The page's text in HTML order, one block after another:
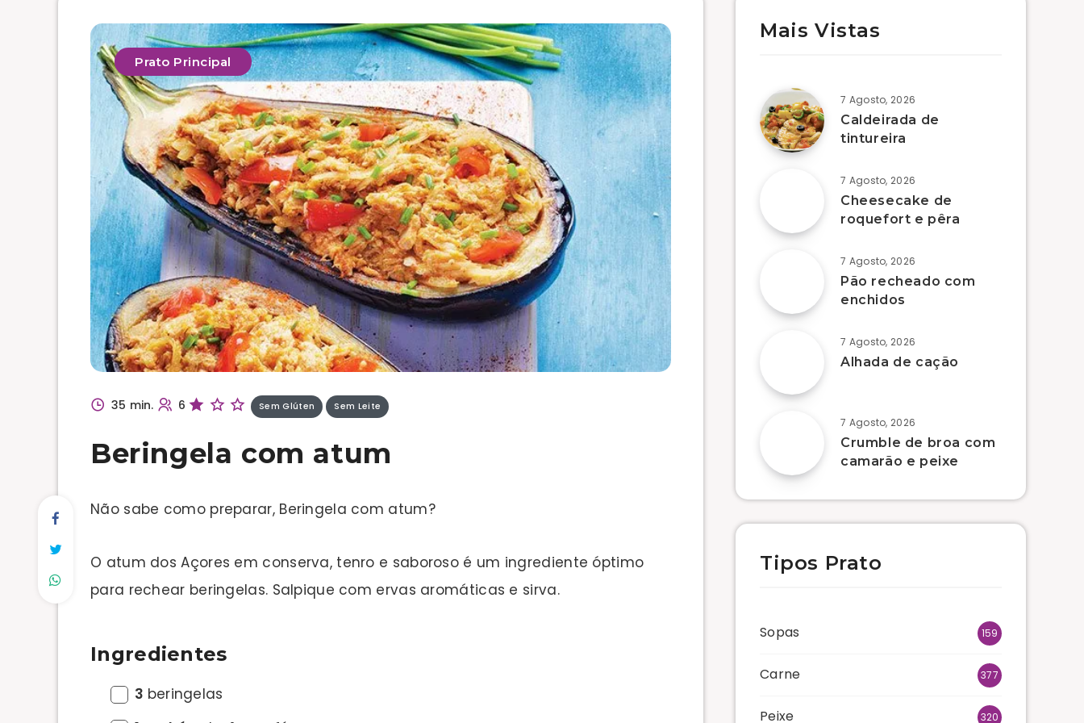
Prato Principal
35 min. 6 Sem Glúten Sem Leite
Beringela com atum
Não sabe como preparar, Beringela com atum?
O atum dos Açores em conserva, tenro e saboroso é um ingrediente óptimo
para rechear beringelas. Salpique com ervas aromáticas e sirva.
Ingredientes
3 beringelas
Mais Vistas
7 Agosto, 2026
Caldeirada de
tintureira
7 Agosto, 2026
Cheesecake de
roquefort e pêra
7 Agosto, 2026
Pão recheado com
enchidos
7 Agosto, 2026
Alhada de cação
7 Agosto, 2026
Crumble de broa com
camarão e peixe
Tipos Prato
Sopas 159
Carne 377
Peixe 320